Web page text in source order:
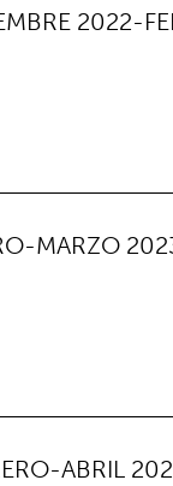
2022-
MARZO
ABRIL